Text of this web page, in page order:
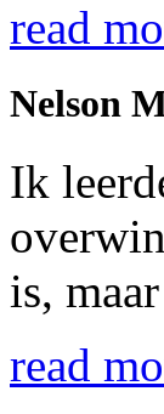
read
Nelson
Ik
is,
read